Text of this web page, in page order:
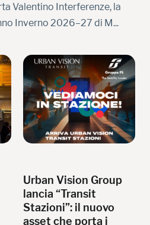
Valentino Interferenze, la
Inverno 2026–27 di M...
Urban Vision Group
lancia “Transit
Stazioni”: il nuovo
asset che porta i